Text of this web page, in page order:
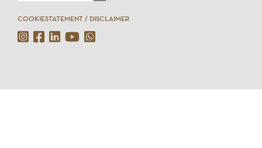
COOKIESTATEMENT / DISCLAIMER